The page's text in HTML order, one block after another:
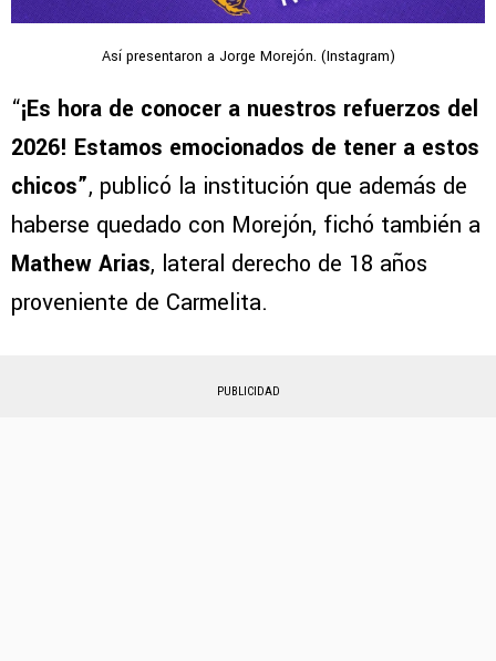
Así presentaron a Jorge Morejón. (Instagram)
“¡Es hora de conocer a nuestros refuerzos del
2026! Estamos emocionados de tener a estos
chicos”, publicó la institución que además de
haberse quedado con Morejón, fichó también a
Mathew Arias, lateral derecho de 18 años
proveniente de Carmelita.
PUBLICIDAD